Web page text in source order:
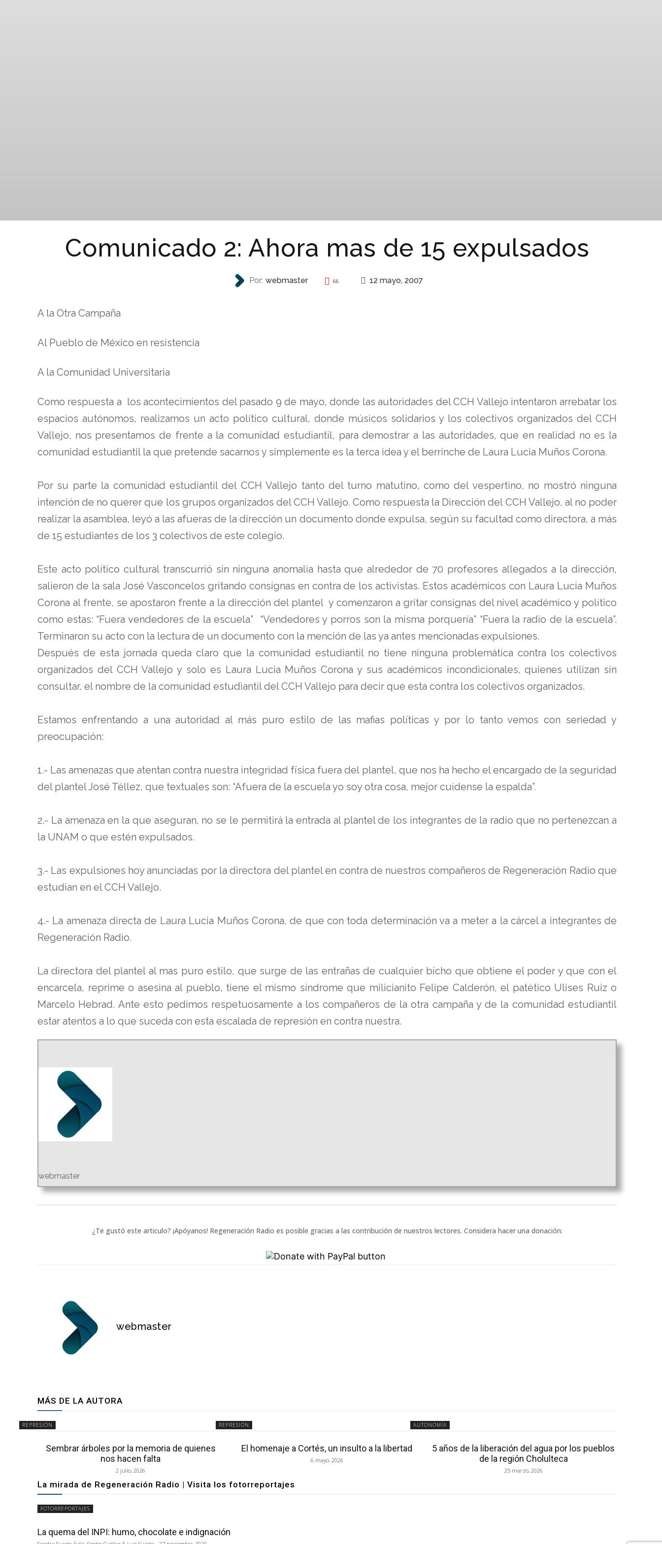
Comunicado 2: Ahora mas de 15 expulsados
Por: webmaster 66 12 mayo, 2007
A la Otra Campaña
Al Pueblo de México en resistencia
A la Comunidad Universitaria
Como respuesta a los acontecimientos del pasado 9 de mayo, donde las autoridades del CCH Vallejo intentaron arrebatar los
espacios autónomos, realizamos un acto político cultural, donde músicos solidarios y los colectivos organizados del CCH
Vallejo, nos presentamos de frente a la comunidad estudiantil, para demostrar a las autoridades, que en realidad no es la
comunidad estudiantil la que pretende sacarnos y simplemente es la terca idea y el berrinche de Laura Lucia Muños Corona.
Por su parte la comunidad estudiantil del CCH Vallejo tanto del turno matutino, como del vespertino, no mostró ninguna
intención de no querer que los grupos organizados del CCH Vallejo. Como respuesta la Dirección del CCH Vallejo, al no poder
realizar la asamblea, leyó a las afueras de la dirección un documento donde expulsa, según su facultad como directora, a más
de 15 estudiantes de los 3 colectivos de este colegio.
Este acto político cultural transcurrió sin ninguna anomalía hasta que alrededor de 70 profesores allegados a la dirección,
salieron de la sala José Vasconcelos gritando consignas en contra de los activistas. Estos académicos con Laura Lucia Muños
Corona al frente, se apostaron frente a la dirección del plantel y comenzaron a gritar consignas del nivel académico y político
como estas: “Fuera vendedores de la escuela” “Vendedores y porros son la misma porquería” “Fuera la radio de la escuela”.
Terminaron su acto con la lectura de un documento con la mención de las ya antes mencionadas expulsiones.
Después de esta jornada queda claro que la comunidad estudiantil no tiene ninguna problemática contra los colectivos
organizados del CCH Vallejo y solo es Laura Lucia Muños Corona y sus académicos incondicionales, quienes utilizan sin
consultar, el nombre de la comunidad estudiantil del CCH Vallejo para decir que esta contra los colectivos organizados.
Estamos enfrentando a una autoridad al más puro estilo de las mafias políticas y por lo tanto vemos con seriedad y
preocupación:
1.- Las amenazas que atentan contra nuestra integridad física fuera del plantel, que nos ha hecho el encargado de la seguridad
del plantel José Téllez, que textuales son: “Afuera de la escuela yo soy otra cosa, mejor cuídense la espalda”.
2.- La amenaza en la que aseguran, no se le permitirá la entrada al plantel de los integrantes de la radio que no pertenezcan a
la UNAM o que estén expulsados.
3.- Las expulsiones hoy anunciadas por la directora del plantel en contra de nuestros compañeros de Regeneración Radio que
estudian en el CCH Vallejo.
4.- La amenaza directa de Laura Lucia Muños Corona, de que con toda determinación va a meter a la cárcel a integrantes de
Regeneración Radio.
La directora del plantel al mas puro estilo, que surge de las entrañas de cualquier bicho que obtiene el poder y que con el
encarcela, reprime o asesina al pueblo, tiene el mismo síndrome que milicianito Felipe Calderón, el patético Ulises Ruiz o
Marcelo Hebrad. Ante esto pedimos respetuosamente a los compañeros de la otra campaña y de la comunidad estudiantil
estar atentos a lo que suceda con esta escalada de represión en contra nuestra.
webmaster
¿Te gustó este articulo? ¡Apóyanos! Regeneración Radio es posible gracias a las contribución de nuestros lectores. Considera hacer una donación:
webmaster
MÁS DE LA AUTORA
REPRESIÓN
Sembrar árboles por la memoria de quienes
nos hacen falta
2 julio, 2026
REPRESIÓN
El homenaje a Cortés, un insulto a la libertad
6 mayo, 2026
AUTONOMÍA
5 años de la liberación del agua por los pueblos
de la región Cholulteca
25 marzo, 2026
La mirada de Regeneración Radio | Visita los fotorreportajes
FOTORREPORTAJES
La quema del INPI: humo, chocolate e indignación